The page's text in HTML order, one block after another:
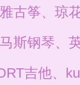
古筝、琼
斯钢琴、
吉他、